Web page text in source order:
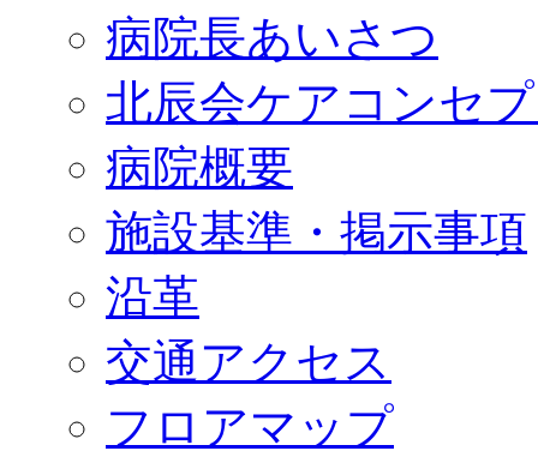
病院長あいさつ
北辰会ケアコンセ
病院概要
施設基準・掲示事項
沿革
交通アクセス
フロアマップ